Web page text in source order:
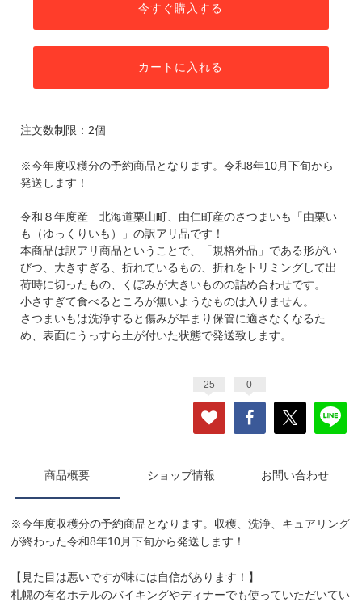
今すぐ購入する
カートに入れる
注文数制限：2個
※今年度収穫分の予約商品となります。令和8年10月下旬から
発送します！
令和８年度産 北海道栗山町、由仁町産のさつまいも「由栗い
も（ゆっくりいも）」の訳アリ品です！
本商品は訳アリ商品ということで、「規格外品」である形がい
びつ、大きすぎる、折れているもの、折れをトリミングして出
荷時に切ったもの、くぼみが大きいものの詰め合わせです。
小さすぎて食べるところが無いようなものは入りません。
さつまいもは洗浄すると傷みが早まり保管に適さなくなるた
め、表面にうっすら土が付いた状態で発送致します。
25 0
商品概要 ショップ情報 お問い合わせ
※今年度収穫分の予約商品となります。収穫、洗浄、キュアリング
が終わった令和8年10月下旬から発送します！
【見た目は悪いですが味には自信があります！】
札幌の有名ホテルのバイキングやディナーでも使っていただいてい